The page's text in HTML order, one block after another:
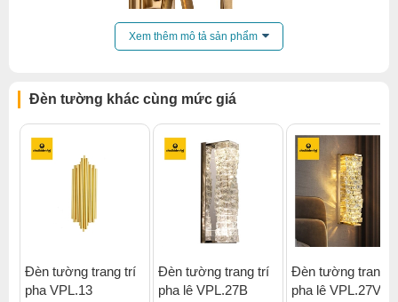
Click để xem thêm chiết khấu, quà tặng và khuyến mãi của
Xem thêm mô tả sản phẩm
Đèn tường khác cùng mức giá
Đèn tường trang trí
pha VPL.13
Đèn tường trang trí
pha lê VPL.27B
Đèn tường trang
pha lê VPL.27V